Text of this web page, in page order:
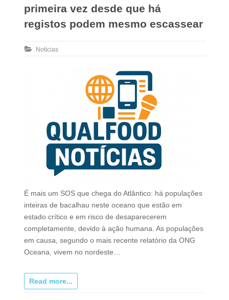
primeira vez desde que há
registos podem mesmo escassear
Notícias
É mais um SOS que chega do Atlântico: há populações
inteiras de bacalhau neste oceano que estão em
estado crítico e em risco de desaparecerem
completamente, devido à ação humana. As populações
em causa, segundo o mais recente relatório da ONG
Oceana, vivem no nordeste…
Read more...